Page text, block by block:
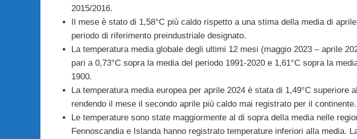
2015/2016.
Il mese è stato di 1,58°C più caldo rispetto a una stima della media di
periodo di riferimento preindustriale designato.
La temperatura media globale degli ultimi 12 mesi (maggio 2023 – aprile
pari a 0,73°C sopra la media del periodo 1991-2020 e 1,61°C sopra la
1900.
La temperatura media europea per aprile 2024 è stata di 1,49°C superiore
rendendo il mese il secondo aprile più caldo mai registrato per il continente.
Le temperature sono state maggiormente al di sopra della media nelle
Fennoscandia e Islanda hanno registrato temperature inferiori alla media.